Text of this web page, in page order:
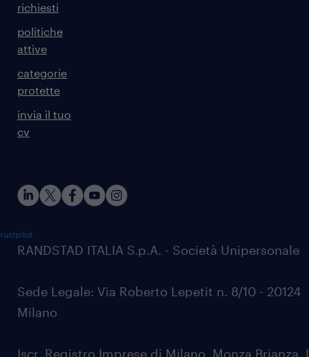
richiesti
politiche
attive
categorie
protette
invia il tuo
cv
RANDSTAD ITALIA S.p.A. - Società Unipersonale
Sede Legale: Via Roberto Lepetit n. 8/10 - 20124
Milano
Iscr. Registro Imprese di Milano, Monza Brianza,